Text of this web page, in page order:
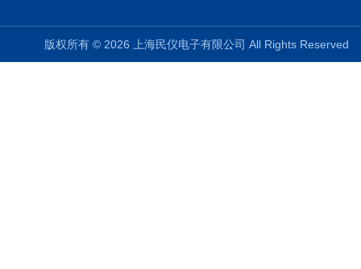
版权所有 © 2026 上海民仪电子有限公司 All Rights